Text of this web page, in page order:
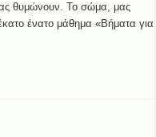
θυμώνουν. Το σώμα, μας
ένατο μάθημα «Βήματα για